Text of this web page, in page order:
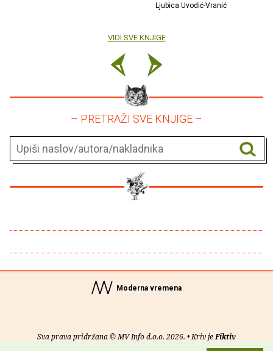
Ljubica Uvodić-Vranić
VIDI SVE KNJIGE
– PRETRAŽI SVE KNJIGE –
Moderna vremena
Sva prava pridržana © MV Info d.o.o. 2026. • Kriv jeFiktiv